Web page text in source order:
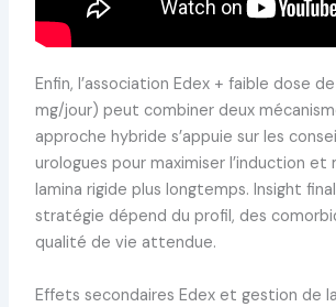
Enfin, l’association Edex + faible dose
mg/jour) peut combiner deux
approche hybride s’appuie sur les
urologues pour maximiser l’induction et
lamina rigide plus longtemps. Insight
stratégie dépend du profil, des
qualité de vie attendue.
Effets secondaires Edex et gestion de